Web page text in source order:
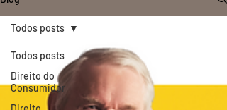
Todos posts
Direito do
Consumidor
Todos posts